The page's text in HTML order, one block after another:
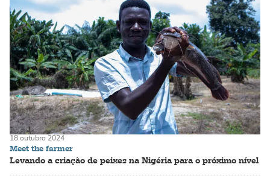
Meet the farmer
Levando a criação de peixes na Nigéria para o próximo nível
18 outubro 2024